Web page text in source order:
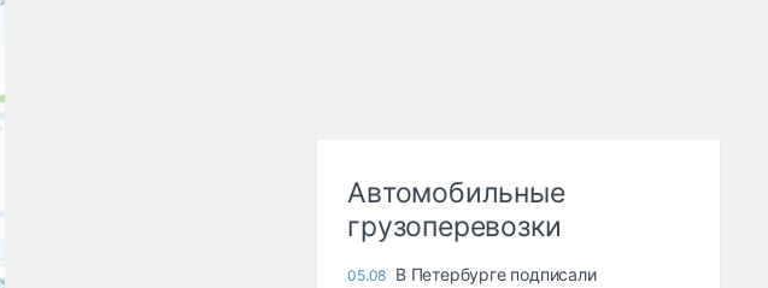
Автомобильные
грузоперевозки
05.08 В Петербурге подписали